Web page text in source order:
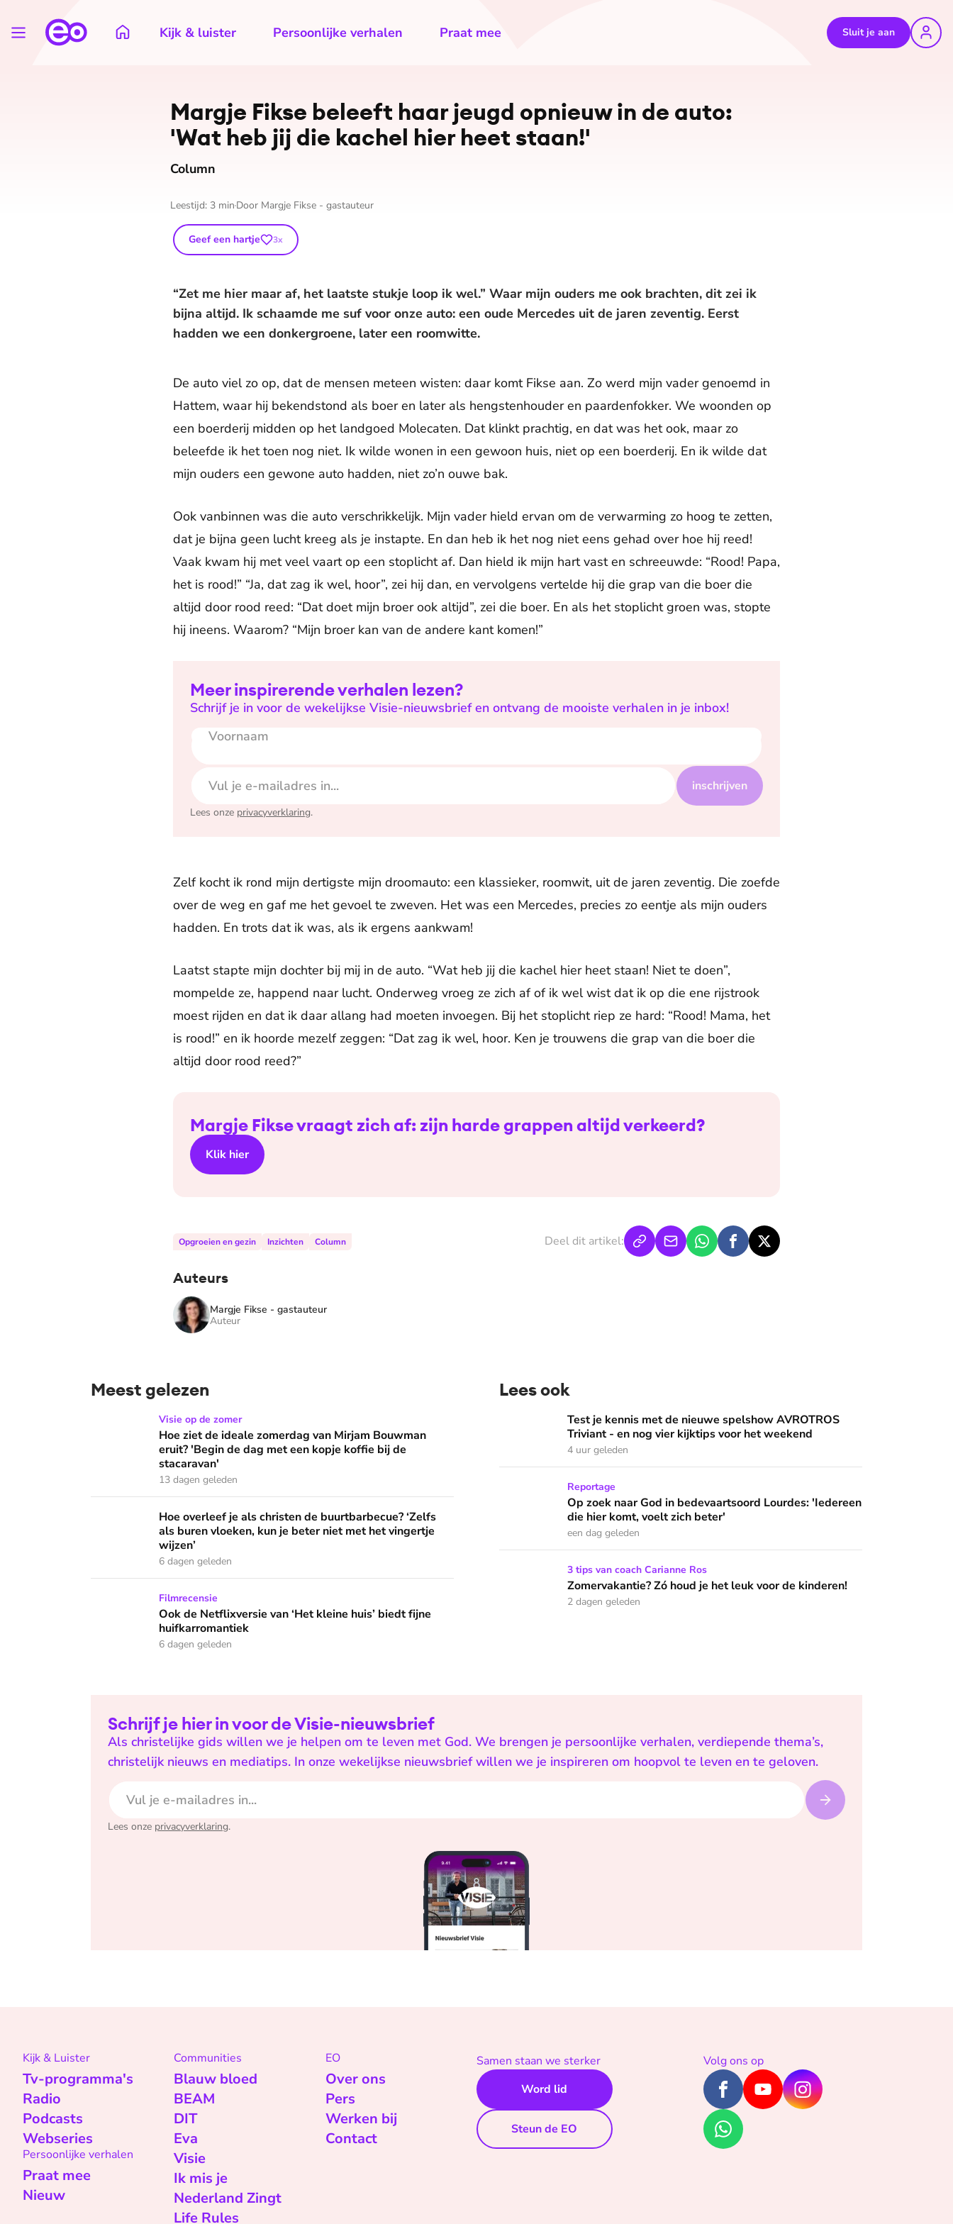
Kijk & luister Persoonlijke verhalen Praat mee Sluit je aan
Margje Fikse beleeft haar jeugd opnieuw in de auto:
'Wat heb jij die kachel hier heet staan!'
Column
Leestijd: 3 min Door Margje Fikse - gastauteur
Geef een hartje 3x
“Zet me hier maar af, het laatste stukje loop ik wel.” Waar mijn ouders me ook brachten, dit zei ik
bijna altijd. Ik schaamde me suf voor onze auto: een oude Mercedes uit de jaren zeventig. Eerst
hadden we een donkergroene, later een roomwitte.
De auto viel zo op, dat de mensen meteen wisten: daar komt Fikse aan. Zo werd mijn vader genoemd in
Hattem, waar hij bekendstond als boer en later als hengstenhouder en paardenfokker. We woonden op
een boerderij midden op het landgoed Molecaten. Dat klinkt prachtig, en dat was het ook, maar zo
beleefde ik het toen nog niet. Ik wilde wonen in een gewoon huis, niet op een boerderij. En ik wilde dat
mijn ouders een gewone auto hadden, niet zo’n ouwe bak.
Ook vanbinnen was die auto verschrikkelijk. Mijn vader hield ervan om de verwarming zo hoog te zetten,
dat je bijna geen lucht kreeg als je instapte. En dan heb ik het nog niet eens gehad over hoe hij reed!
Vaak kwam hij met veel vaart op een stoplicht af. Dan hield ik mijn hart vast en schreeuwde: “Rood! Papa,
het is rood!” “Ja, dat zag ik wel, hoor”, zei hij dan, en vervolgens vertelde hij die grap van die boer die
altijd door rood reed: “Dat doet mijn broer ook altijd”, zei die boer. En als het stoplicht groen was, stopte
hij ineens. Waarom? “Mijn broer kan van de andere kant komen!”
Meer inspirerende verhalen lezen?
Schrijf je in voor de wekelijkse Visie-nieuwsbrief en ontvang de mooiste verhalen in je inbox!
Voornaam
E-mailadres
inschrijven
Lees onze privacyverklaring.
Zelf kocht ik rond mijn dertigste mijn droomauto: een klassieker, roomwit, uit de jaren zeventig. Die zoefde
over de weg en gaf me het gevoel te zweven. Het was een Mercedes, precies zo eentje als mijn ouders
hadden. En trots dat ik was, als ik ergens aankwam!
Laatst stapte mijn dochter bij mij in de auto. “Wat heb jij die kachel hier heet staan! Niet te doen”,
mompelde ze, happend naar lucht. Onderweg vroeg ze zich af of ik wel wist dat ik op die ene rijstrook
moest rijden en dat ik daar allang had moeten invoegen. Bij het stoplicht riep ze hard: “Rood! Mama, het
is rood!” en ik hoorde mezelf zeggen: “Dat zag ik wel, hoor. Ken je trouwens die grap van die boer die
altijd door rood reed?”
Margje Fikse vraagt zich af: zijn harde grappen altijd verkeerd?
Klik hier
Opgroeien en gezin Inzichten Column Deel dit artikel:
Auteurs
Margje Fikse - gastauteur
Auteur
Meest gelezen
Hoe ziet de ideale zomerdag van Mirjam Bouwman eruit? 'Begin de dag met een kopje koffie bij de stacaravan'
Visie op de zomer
Hoe ziet de ideale zomerdag van Mirjam Bouwman
eruit? 'Begin de dag met een kopje koffie bij de
stacaravan'
13 dagen geleden
Hoe overleef je als christen de buurtbarbecue? ‘Zelfs als buren vloeken, kun je beter niet met het vingertje wijzen’
Hoe overleef je als christen de buurtbarbecue? ‘Zelfs
als buren vloeken, kun je beter niet met het vingertje
wijzen’
6 dagen geleden
Ook de Netflixversie van ‘Het kleine huis’ biedt fijne huifkarromantiek
Filmrecensie
Ook de Netflixversie van ‘Het kleine huis’ biedt fijne
huifkarromantiek
6 dagen geleden
Lees ook
Test je kennis met de nieuwe spelshow AVROTROS Triviant - en nog vier kijktips voor
Test je kennis met de nieuwe spelshow AVROTROS
Triviant - en nog vier kijktips voor het weekend
4 uur geleden
Op zoek naar God in bedevaartsoord Lourdes: 'Iedereen die hier komt, voelt zich beter'
Reportage
Op zoek naar God in bedevaartsoord Lourdes: 'Iedereen
die hier komt, voelt zich beter'
een dag geleden
Zomervakantie? Zó houd je het leuk voor de kinderen!
3 tips van coach Carianne Ros
Zomervakantie? Zó houd je het leuk voor de kinderen!
2 dagen geleden
Schrijf je hier in voor de Visie-nieuwsbrief
Als christelijke gids willen we je helpen om te leven met God. We brengen je persoonlijke verhalen, verdiepende thema’s,
christelijk nieuws en mediatips. In onze wekelijkse nieuwsbrief willen we je inspireren om hoopvol te leven en te geloven.
Lees onze privacyverklaring.
Kijk & Luister
Tv-programma's
Radio
Podcasts
Webseries
Persoonlijke verhalen
Praat mee
Nieuw
Communities
Blauw bloed
BEAM
DIT
Eva
Visie
Ik mis je
Nederland Zingt
Life Rules
EO
Over ons
Pers
Werken bij
Contact
Samen staan we sterker
Word lid
Steun de EO
Volg ons op